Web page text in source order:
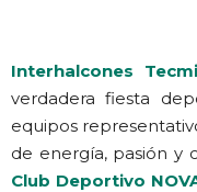
Interhalcones
verdadera fiesta
equipos
de energía, pasión y
Club Deportivo